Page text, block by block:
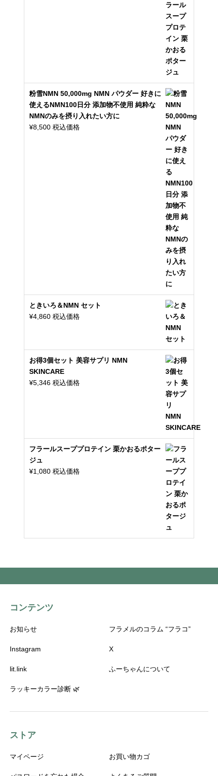
粉雪NMN 50,000mg NMN パウダー 好きに
使えるNMN100日分 添加物不使用 純粋な
NMNのみを摂り入れたい方に
¥8,500 税込価格
ときいろ＆NMN セット
¥4,860 税込価格
お得3個セット 美容サプリ NMN
SKINCARE
¥5,346 税込価格
フラールスーププロテイン 栗かおるポター
ジュ
¥1,080 税込価格
コンテンツ
お知らせ フラメルのコラム “フラコ”
Instagram X
lit.link ふーちゃんについて
ラッキーカラー診断 🌿
ストア
マイページ お買い物カゴ